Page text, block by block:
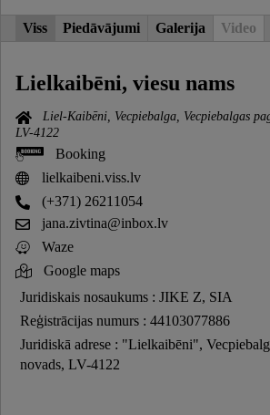
Viss Piedāvājumi Galerija Video
Lielkaibēni, viesu nams
Liel-Kaibēni, Vecpiebalga, Vecpiebalgas
LV-4122
Booking
lielkaibeni.viss.lv
(+371) 26211054
jana.zivtina@inbox.lv
Waze
Google maps
Juridiskais nosaukums : JIKE Z, SIA
Reģistrācijas numurs : 44103077886
Juridiskā adrese : "Lielkaibēni",
novads, LV-4122